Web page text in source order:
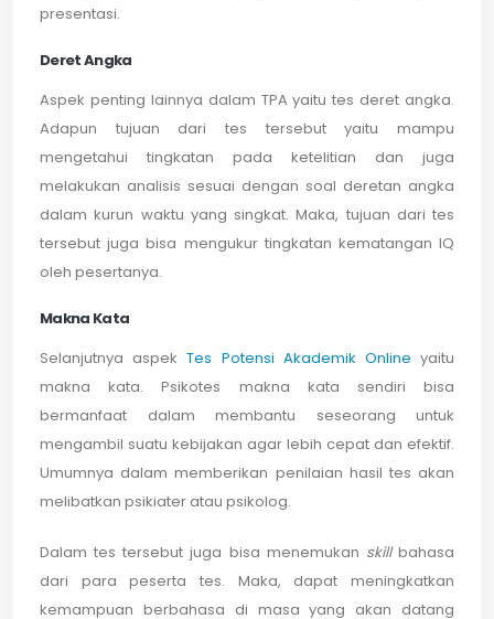
presentasi.
Deret Angka
Aspek penting lainnya dalam TPA yaitu tes deret angka.
Adapun tujuan dari tes tersebut yaitu mampu
mengetahui tingkatan pada ketelitian dan juga
melakukan analisis sesuai dengan soal deretan angka
dalam kurun waktu yang singkat. Maka, tujuan dari tes
tersebut juga bisa mengukur tingkatan kematangan IQ
oleh pesertanya.
Makna Kata
Selanjutnya aspekTes Potensi Akademik Online yaitu
makna kata. Psikotes makna kata sendiri bisa
bermanfaat dalam membantu seseorang untuk
mengambil suatu kebijakan agar lebih cepat dan efektif.
Umumnya dalam memberikan penilaian hasil tes akan
melibatkan psikiater atau psikolog.
Dalam tes tersebut juga bisa menemukan skillbahasa
dari para peserta tes. Maka, dapat meningkatkan
kemampuan berbahasa di masa yang akan datang